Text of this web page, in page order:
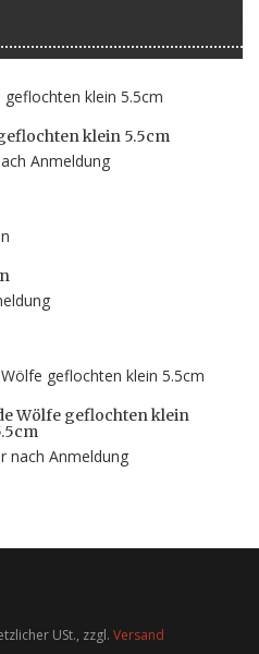
klein 5.5cm
Anmeldung
Wölfe geflochten klein
nach Anmeldung
USt., zzgl. Versand